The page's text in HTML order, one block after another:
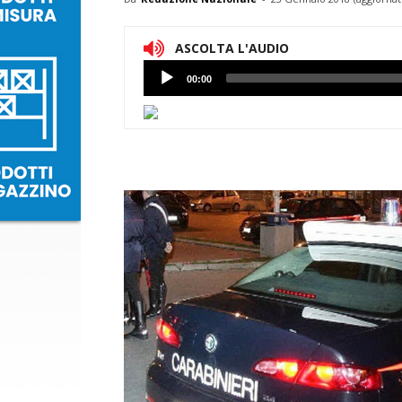
ASCOLTA L'AUDIO
Lettore
Audio
00:00